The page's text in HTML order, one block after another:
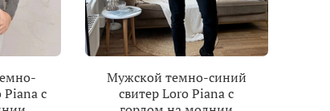
Piana с
Мужской темно-синий
свитер Loro Piana с